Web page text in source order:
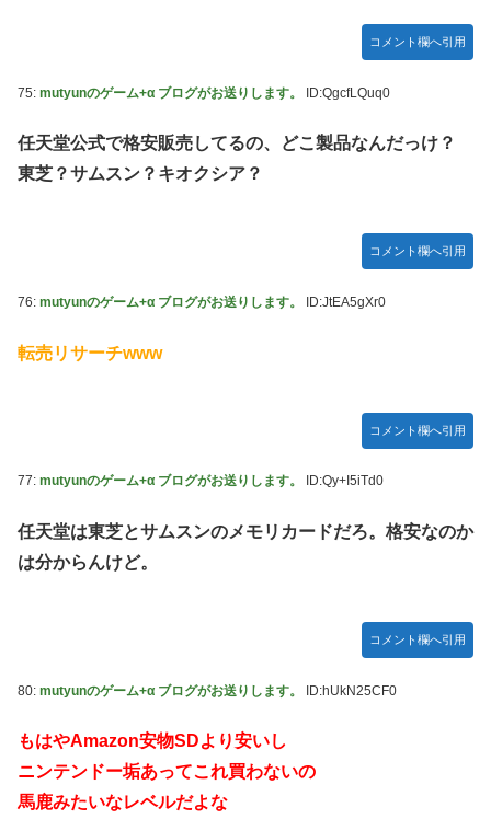
コメント欄へ引用
75: mutyunのゲーム+α ブログがお送りします。 ID:QgcfLQuq0
任天堂公式で格安販売してるの、どこ製品なんだっけ？
東芝？サムスン？キオクシア？
コメント欄へ引用
76: mutyunのゲーム+α ブログがお送りします。 ID:JtEA5gXr0
転売リサーチwww
コメント欄へ引用
77: mutyunのゲーム+α ブログがお送りします。 ID:Qy+I5iTd0
任天堂は東芝とサムスンのメモリカードだろ。格安なのか
は分からんけど。
コメント欄へ引用
80: mutyunのゲーム+α ブログがお送りします。 ID:hUkN25CF0
もはやAmazon安物SDより安いし
ニンテンドー垢あってこれ買わないの
馬鹿みたいなレベルだよな